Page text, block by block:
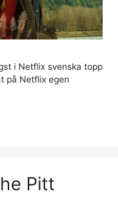
i Netflix svenska topp
på Netflix egen
Pitt